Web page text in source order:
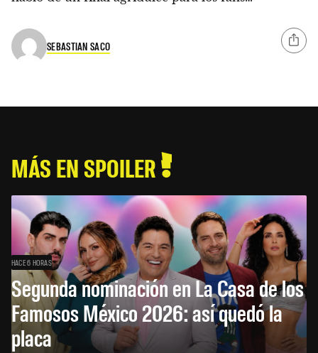
SEBASTIAN SACO
MÁS EN SPOILER
HACE 6 HORAS
Segunda nominación en La Casa de los
Famosos México 2026: así quedó la
placa